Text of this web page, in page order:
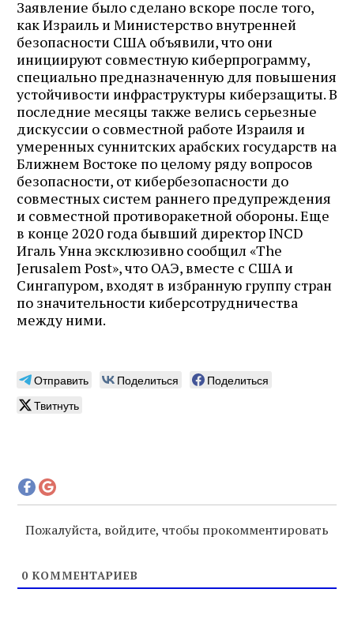
Заявление было сделано вскоре после того,
как Израиль и Министерство внутренней
безопасности США объявили, что они
инициируют совместную киберпрограмму,
специально предназначенную для повышения
устойчивости инфраструктуры киберзащиты. В
последние месяцы также велись серьезные
дискуссии о совместной работе Израиля и
умеренных суннитских арабских государств на
Ближнем Востоке по целому ряду вопросов
безопасности, от кибербезопасности до
совместных систем раннего предупреждения
и совместной противоракетной обороны. Еще
в конце 2020 года бывший директор INCD
Игаль Унна эксклюзивно сообщил «The
Jerusalem Post», что ОАЭ, вместе с США и
Сингапуром, входят в избранную группу стран
по значительности киберсотрудничества
между ними.
Отправить Поделиться
Поделиться
Твитнуть
Пожалуйста, войдите, чтобы прокомментировать
0 КОММЕНТАРИЕВ